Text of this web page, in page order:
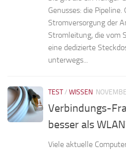
Genusses: die
Stromversorgung der
Stromleitung, die vom
eine dedizierte
unterwegs...
TEST/ WISSEN
Verbindungs-
besser als
Viele aktuelle